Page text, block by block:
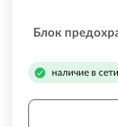
Блок
наличие в сети